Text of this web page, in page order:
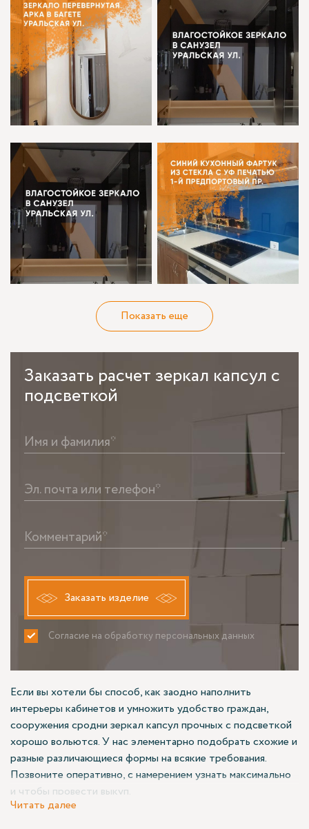
Показать еще
Заказать расчет зеркал капсул с
подсветкой
Имя и фамилия*
Эл. почта или телефон*
Комментарий*
Заказать изделие
Согласие на обработку персональных данных
ПРИНИМАЮ НЕ ПРИНИМАЮ
Если вы хотели бы способ, как заодно наполнить
интерьеры кабинетов и умножить удобство граждан,
сооружения сродни зеркал капсул прочных с подсветкой
хорошо вольются. У нас элементарно подобрать схожие и
разные различающиеся формы на всякие требования.
Позвоните оперативно, с намерением узнать максимально
и чтобы провести выкуп.
Читать далее